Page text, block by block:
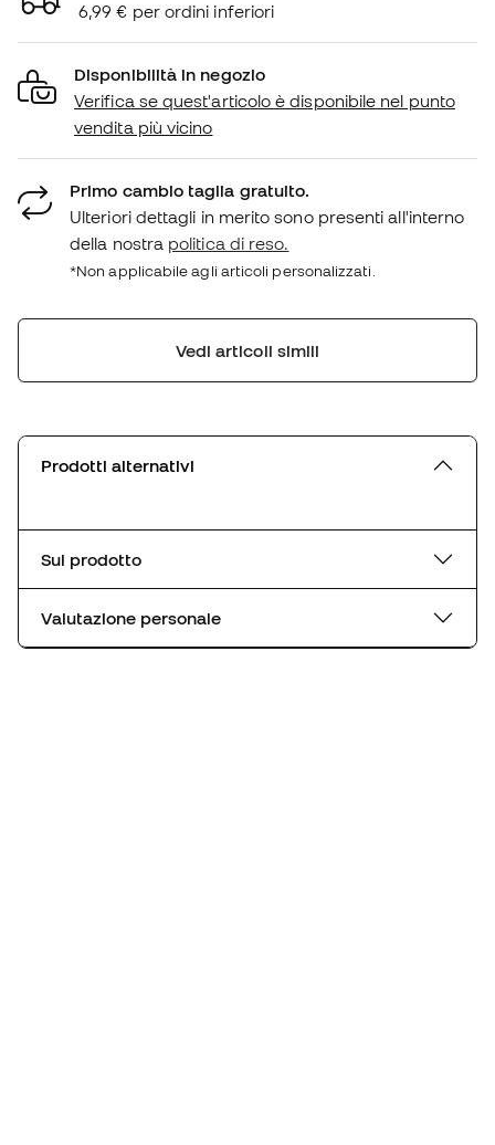
6,99 € per ordini inferiori
Disponibilità in negozio
Verifica se quest'articolo è disponibile nel punto
vendita più vicino
Primo cambio taglia gratuito.
Ulteriori dettagli in merito sono presenti all'interno
della nostra politica di reso.
*Non applicabile agli articoli personalizzati.
Vedi articoli simili
Prodotti alternativi
Sul prodotto
Valutazione personale